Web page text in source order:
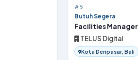
#5
Butuh Segera
Facilities Manager
TELUS Digital
Kota Denpasar, Bali